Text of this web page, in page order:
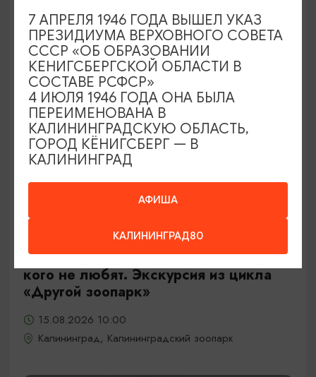
ОТ 500₽
Тайны панциря и чешуи или о тех,
кого не любят. Экскурсия из цикла
«Другой зоопарк»
15.08.2026 10:00
Калининград, Калининградский зоопарк
АФИША
КАЛИНИНГРАД80
7 АПРЕЛЯ 1946 ГОДА ВЫШЕЛ УКАЗ
ПРЕЗИДИУМА ВЕРХОВНОГО СОВЕТА
СССР «ОБ ОБРАЗОВАНИИ
КЕНИГСБЕРГСКОЙ ОБЛАСТИ В
СОСТАВЕ РСФСР»
4 ИЮЛЯ 1946 ГОДА ОНА БЫЛА
ПЕРЕИМЕНОВАНА В
КАЛИНИНГРАДСКУЮ ОБЛАСТЬ,
ГОРОД КЁНИГСБЕРГ — В
КАЛИНИНГРАД